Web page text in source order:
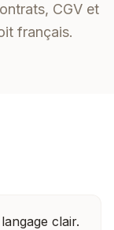
CGV et
français.
clair.